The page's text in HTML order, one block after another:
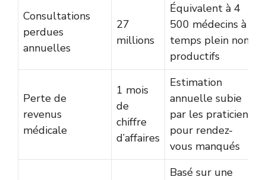
Consultations
perdues
annuelles
27
millions
Équivalent à 4
500 médecins à
temps plein non
productifs
Perte de
revenus
médicale
1 mois
de
chiffre
d’affaires
Estimation
annuelle subie
par les praticiens
pour rendez-
vous manqués
Basé sur une